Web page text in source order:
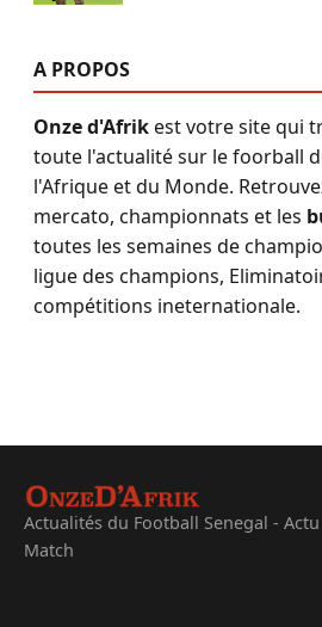
A PROPOS
Onze d'Afrikest votre site qui
toute l'actualité sur le foorball
l'Afrique et du Monde.
mercato, championnats et les
toutes les semaines de
ligue des champions,
compétitions ineternationale.
Actualités du Football Senegal -
Match